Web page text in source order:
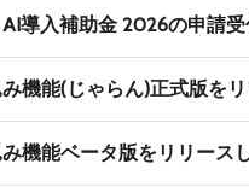
導入補助金 2026の申請受
機能(じゃらん)正式版を
機能ベータ版をリリース